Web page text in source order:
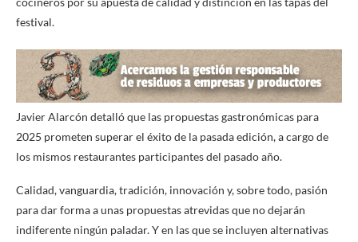
festival.
Javier Alarcón detalló que las propuestas gastronómicas para
2025 prometen superar el éxito de la pasada edición, a cargo de
los mismos restaurantes participantes del pasado año.
Calidad, vanguardia, tradición, innovación y, sobre todo, pasión
para dar forma a unas propuestas atrevidas que no dejarán
indiferente ningún paladar. Y en las que se incluyen alternativas